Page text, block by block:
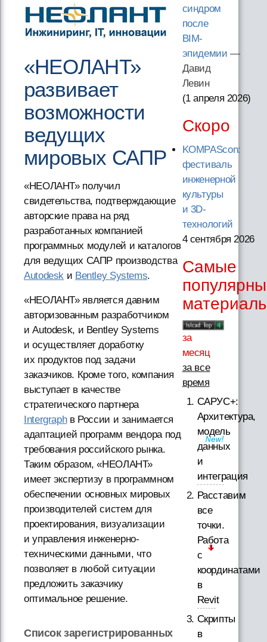
«НЕОЛАНТ»
развивает
возможности
ведущих
мировых САПР
«НЕОЛАНТ» получил
свидетельства, подтверждающие
авторские права на ряд
разработанных компанией
программных модулей и каталогов
для ведущих САПР производства
Autodesk и Bentley Systems.
«НЕОЛАНТ» является давним
авторизованным разработчиком
и Autodesk, и Bentley Systems
и осуществляет доработку
их продуктов под задачи
заказчиков. Кроме того, компания
выступает в качестве
стратегического партнера
Intergraphв России и занимается
адаптацией программ вендора под
требования российского рынка.
Таким образом, «НЕОЛАНТ»
имеет экспертизу в программном
обеспечении основных мировых
производителей систем для
проектирования, визуализации
и управления инженерно-
техническими данными, что
позволяет в любой ситуации
предложить заказчику
оптимальное решение.
Список зарегистрированных
синдром
после
BIM-
эпидемии —
Давид
Левин
(1 апреля 2026)
Скоро
KOMPAScon:
фестиваль
инженерной
культуры
и 3D-
технологий
4 сентября 2026
Самые
за
месяц
за все
время
САРУС+:
Архитектура,
модель
данных
и
интеграция
Расставим
все
точки.
Работа
с
координатами
в
Revit
Скрипты
в